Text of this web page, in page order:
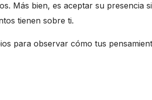
Más bien, es aceptar su presencia
tienen sobre ti.
para observar cómo tus